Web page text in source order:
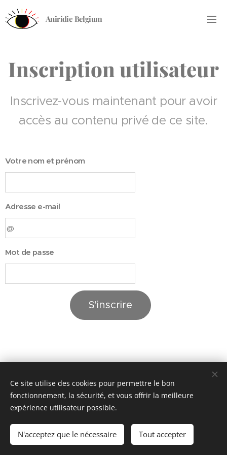
Aniridie Belgium
Inscription utilisateur
Inscrivez-vous maintenant pour avoir
accès au contenu privé de ce site.
Votre nom et prénom
Adresse e-mail
Mot de passe
S'inscrire
Images fournies parPexels
Cookies
Langues
Français
Nederlands
Ce site utilise des cookies pour permettre le bon
fonctionnement, la sécurité, et vous offrir la meilleure
expérience utilisateur possible.
N'acceptez que le nécessaire Tout accepter